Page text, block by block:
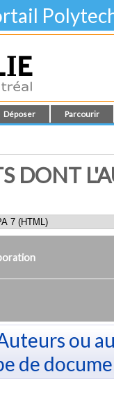
Déposer Parcourir
DONT
ou
de